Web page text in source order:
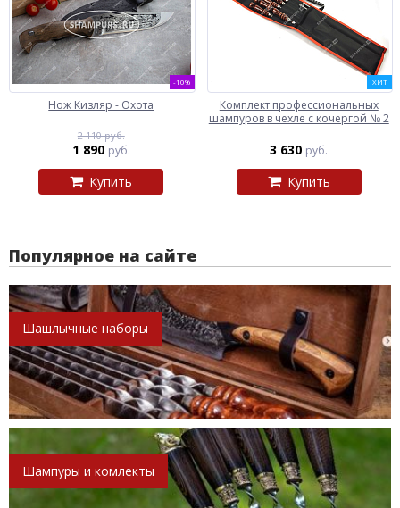
-10%
Нож Кизляр - Охота
2 110 руб.
1 890 руб.
Купить
ХИТ
Комплект профессиональных
шампуров в чехле с кочергой № 2
3 630 руб.
Купить
Популярное на сайте
Шашлычные наборы
Шампуры и комлекты